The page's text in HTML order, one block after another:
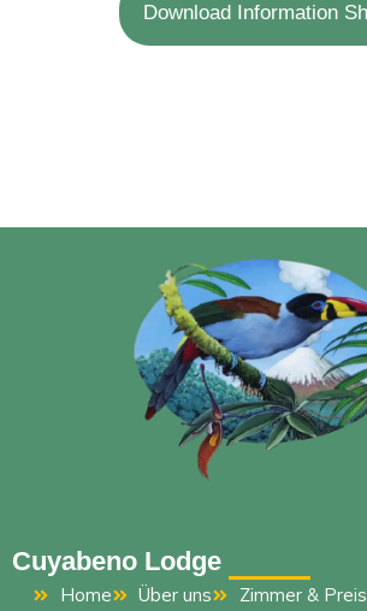
Download Information
Cuyabeno Lodge
Home Über uns Zimmer &